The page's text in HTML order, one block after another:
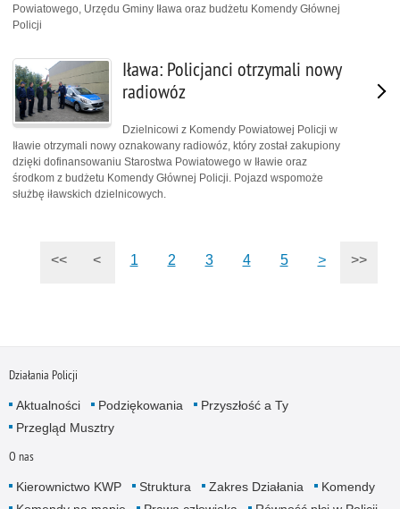
Powiatowego, Urzędu Gminy Iława oraz budżetu Komendy Głównej
Policji
Iława: Policjanci otrzymali nowy
radiowóz
Dzielnicowi z Komendy Powiatowej Policji w
Iławie otrzymali nowy oznakowany radiowóz, który został zakupiony
dzięki dofinansowaniu Starostwa Powiatowego w Iławie oraz
środkom z budżetu Komendy Głównej Policji. Pojazd wspomoże
służbę iławskich dzielnicowych.
<< < 1 2 3 4 5 > >>
Działania Policji
Aktualności Podziękowania
Przyszłość a Ty
Przegląd Musztry
O nas
Kierownictwo KWP Struktura Zakres Działania
Komendy